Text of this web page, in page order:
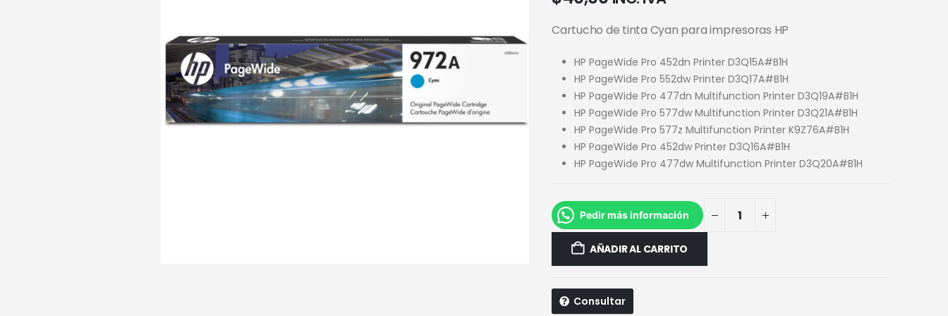
Cartucho de tinta Cyan para impresoras HP
HP PageWide Pro 452dn Printer D3Q15A#B1H
HP PageWide Pro 552dw Printer D3Q17A#B1H
HP PageWide Pro 477dn Multifunction Printer D3Q19A#B1H
HP PageWide Pro 577dw Multifunction Printer D3Q21A#B1H
HP PageWide Pro 577z Multifunction Printer K9Z76A#B1H
HP PageWide Pro 452dw Printer D3Q16A#B1H
HP PageWide Pro 477dw Multifunction Printer D3Q20A#B1H
Pedir más información
AÑADIR AL CARRITO
Consultar